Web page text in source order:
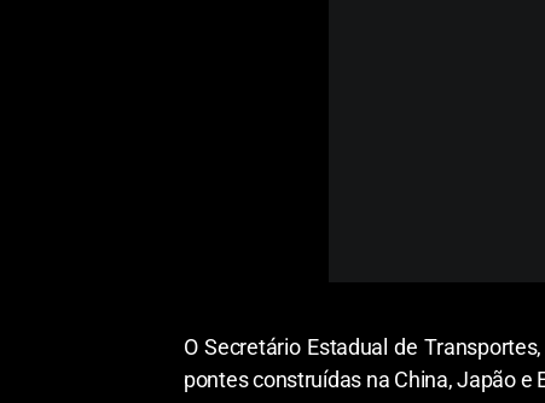
O Secretário Estadual de
pontes construídas na China, Japão e